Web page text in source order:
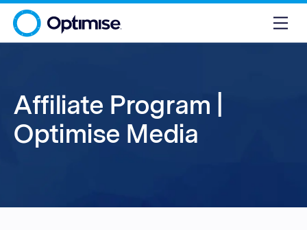
Affiliate Program |
Optimise Media